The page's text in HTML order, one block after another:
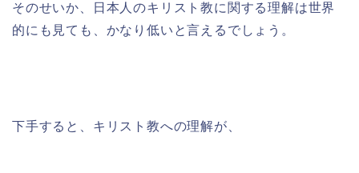
そのせいか、日本人のキリスト教に関する理解は世界
的にも見ても、かなり低いと言えるでしょう。
下手すると、キリスト教への理解が、